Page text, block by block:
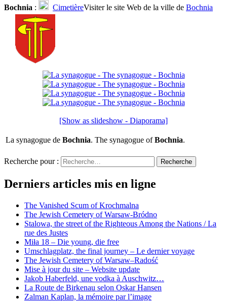
Bochnia : CimetièreVisiter le site Web de la ville de Bochnia
[Show as slideshow - Diaporama]
La synagogue de Bochnia. The synagogue ofBochnia.
Recherche pour : Recherche
Derniers articles mis en ligne
The Vanished Scum of Krochmalna
The Jewish Cemetery of Warsaw-Bródno
Stalowa, the street of the Righteous Among the Nations / La
rue des Justes
Miła 18 – Die young, die free
Umschlagplatz, the final journey – Le dernier voyage
The Jewish Cemetery of Warsaw–Radość
Mise à jour du site – Website update
Jakob Haberfeld, une vodka à Auschwitz…
La Route de Birkenau selon Oskar Hansen
Zalman Kaplan, la mémoire par l’image